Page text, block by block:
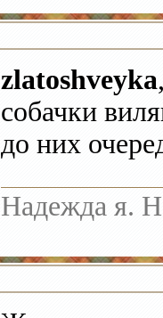
zlatoshveyka
собачки
до них
Надежда я.